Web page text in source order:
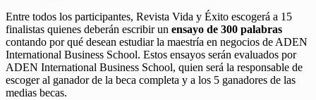
Entre todos los participantes, Revista Vida y Éxito escogerá a 15
finalistas quienes deberán escribir un ensayo de 300 palabras
contando por qué desean estudiar la maestría en negocios de ADEN
International Business School. Estos ensayos serán evaluados por
ADEN International Business School, quien será la responsable de
escoger al ganador de la beca completa y a los 5 ganadores de las
medias becas.